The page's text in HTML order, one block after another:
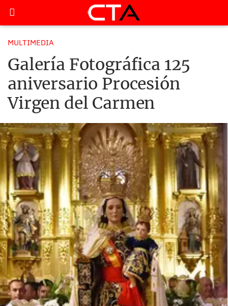
MULTIMEDIA
Galería Fotográfica 125
aniversario Procesión
Virgen del Carmen